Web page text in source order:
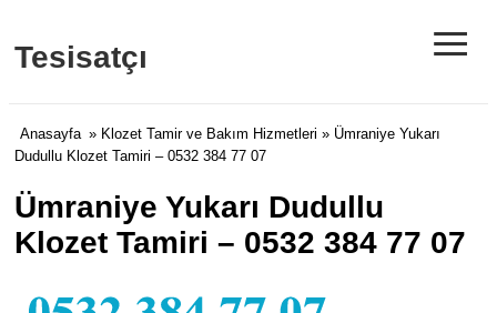
Tesisatçı ≡
Anasayfa » Klozet Tamir ve Bakım Hizmetleri » Ümraniye Yukarı
Dudullu Klozet Tamiri – 0532 384 77 07
Ümraniye Yukarı Dudullu
Klozet Tamiri – 0532 384 77 07